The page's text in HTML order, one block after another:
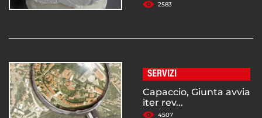
2583
SERVIZI
Capaccio, Giunta avvia
iter rev...
4507